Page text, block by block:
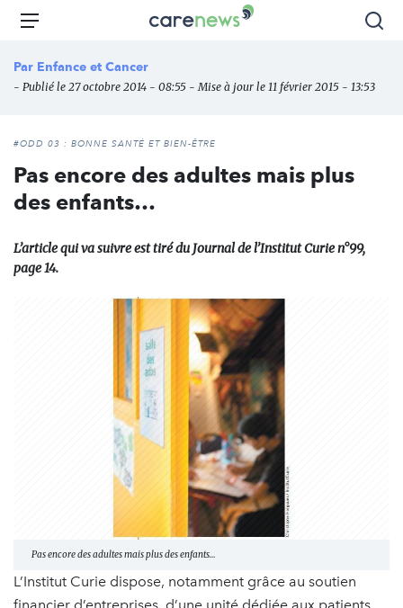
Aller
principal
Carenews,
des
l'engagement
Menu
Par Enfance et Cancer
- Publié le 27 octobre 2014 - 08:55 - Mise à jour le 11 février 2015 - 13:53
#ODD 03 : BONNE SANTÉ ET BIEN-ÊTRE
Pas encore des adultes mais plus
des enfants…
L’article qui va suivre est tiré du Journal de l’Institut Curie n°99,
page 14.
Pas encore des adultes mais plus des enfants…
L’Institut Curie dispose, notamment grâce au soutien